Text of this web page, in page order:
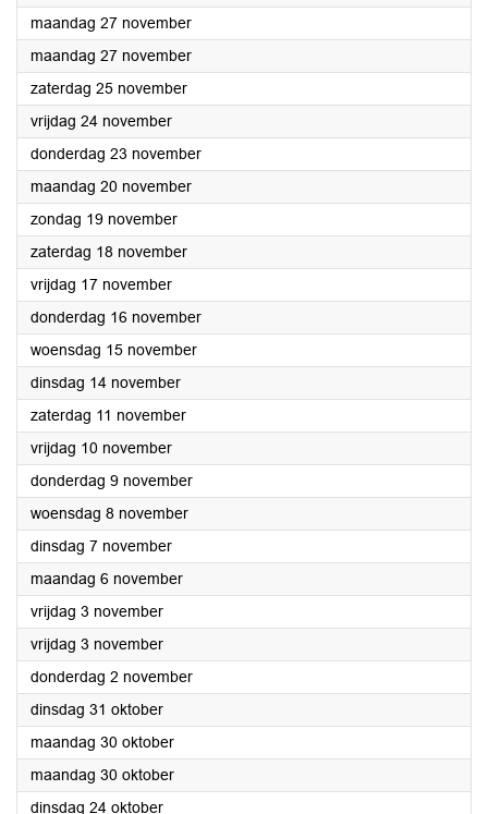
maandag 27 november2023
maandag 27 november2023
zaterdag 25 november2023
vrijdag 24 november2023
donderdag 23 november2023
maandag 20 november2023
zondag 19 november2023
zaterdag 18 november2023
vrijdag 17 november2023
donderdag 16 november2023
woensdag 15 november2023
dinsdag 14 november2023
zaterdag 11 november2023
vrijdag 10 november2023
donderdag 9 november2023
woensdag 8 november2023
dinsdag 7 november2023
maandag 6 november2023
vrijdag 3 november2023
vrijdag 3 november2023
donderdag 2 november2023
dinsdag 31 oktober2023
maandag 30 oktober2023
maandag 30 oktober2023
dinsdag 24 oktober2023